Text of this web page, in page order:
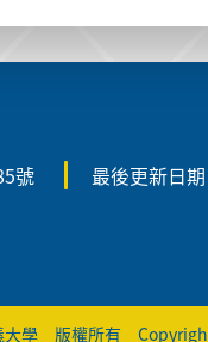
號
最後更新日
大學 版權所有